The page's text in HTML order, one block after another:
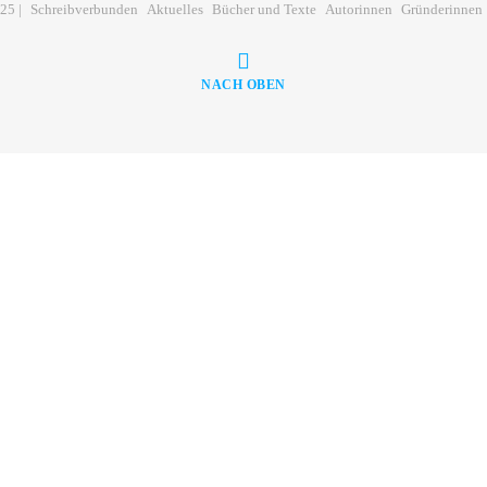
| Schreibverbunden Aktuelles Bücher und Texte Autorinnen Gründerinnen
NACH OBEN